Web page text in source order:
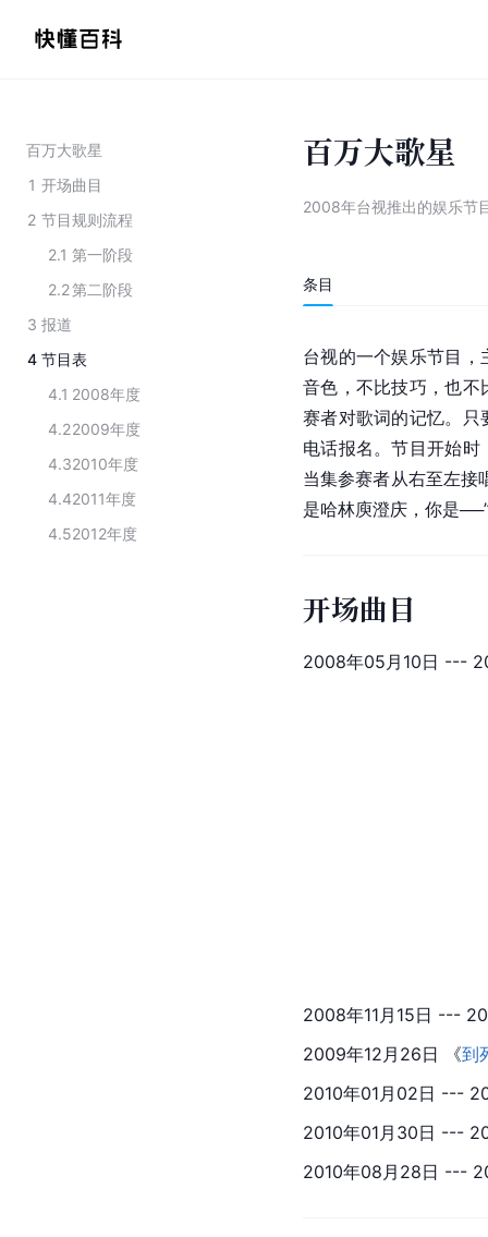
百万大歌星
1 开场曲目
2 节目规则流程
2.1 第一阶段
2.2第二阶段
3 报道
4 节目表
4.1 2008年度
4.22009年度
4.32010年度
4.42011年度
4.52012年度
百万大歌星
2008年台视推出的娱乐节
条目
台视的一个娱乐节目，
音色，不比技巧，也不
赛者对歌词的记忆。只
电话报名。节目开始
当集参赛者从右至左接
是哈林庾澄庆，你是
开场曲目
2008年05月10日 ---
2008年11月15日 ---
2009年12月26日 《到
2010年01月02日 ---
2010年01月30日 ---
2010年08月28日 ---